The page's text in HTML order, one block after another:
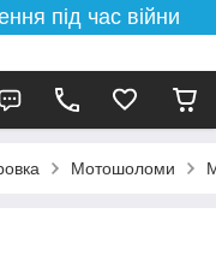
під час війни
Мотошоломи